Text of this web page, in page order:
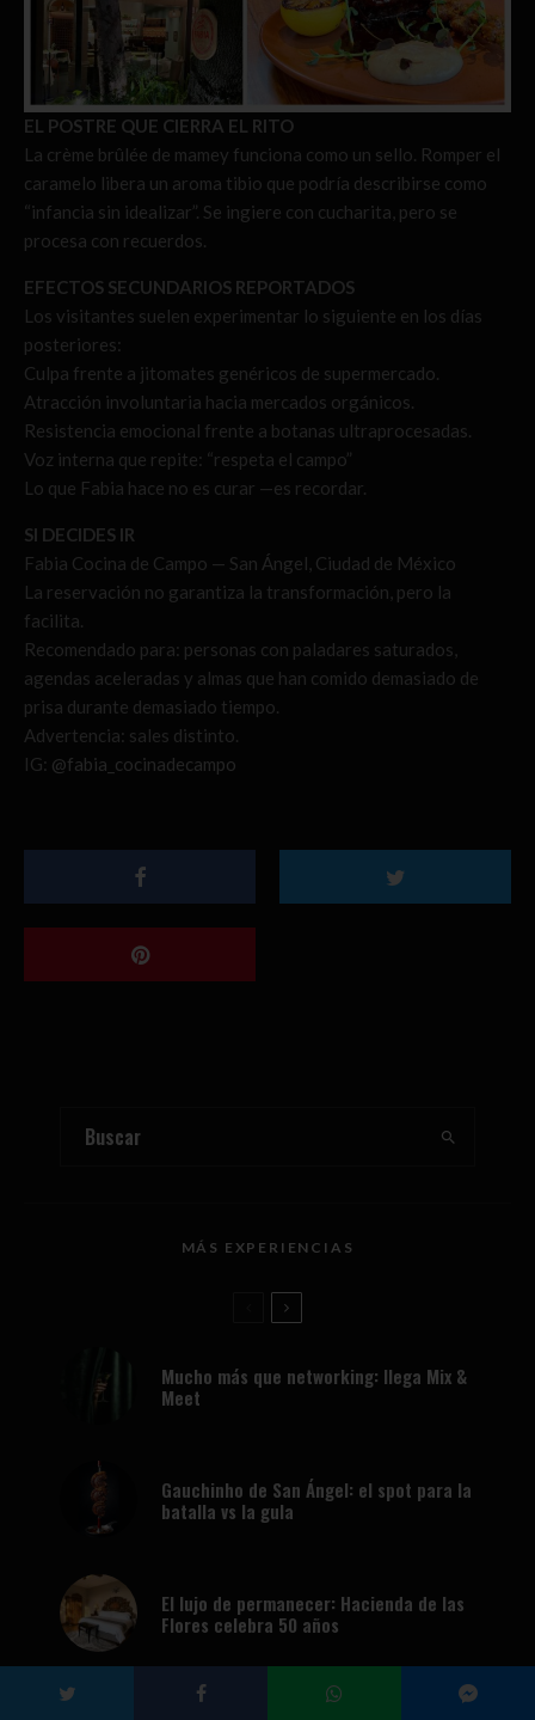
EL POSTRE QUE CIERRA EL RITO
La crème brûlée de mamey funciona como un sello. Romper el
caramelo libera un aroma tibio que podría describirse como
“infancia sin idealizar”. Se ingiere con cucharita, pero se
procesa con recuerdos.
EFECTOS SECUNDARIOS REPORTADOS
Los visitantes suelen experimentar lo siguiente en los días
posteriores:
Culpa frente a jitomates genéricos de supermercado.
Atracción involuntaria hacia mercados orgánicos.
Resistencia emocional frente a botanas ultraprocesadas.
Voz interna que repite: “respeta el campo”
Lo que Fabia hace no es curar —es recordar.
SI DECIDES IR
Fabia Cocina de Campo — San Ángel, Ciudad de México
La reservación no garantiza la transformación, pero la
facilita.
Recomendado para: personas con paladares saturados,
agendas aceleradas y almas que han comido demasiado de
prisa durante demasiado tiempo.
Advertencia: sales distinto.
IG: @fabia_cocinadecampo
MÁS EXPERIENCIAS
Mucho más que networking: llega Mix &
Meet
Gauchinho de San Ángel: el spot para la
batalla vs la gula
El lujo de permanecer: Hacienda de las
Flores celebra 50 años
La cerveza y el heavy metal se